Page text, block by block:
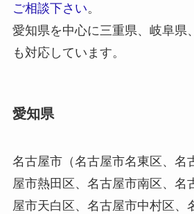
ご相談下さい。
愛知県を中心に三重県、岐阜県
も対応しています。
愛知県
名古屋市（名古屋市名東区、名
屋市熱田区、名古屋市南区、名
屋市天白区、名古屋市中村区、